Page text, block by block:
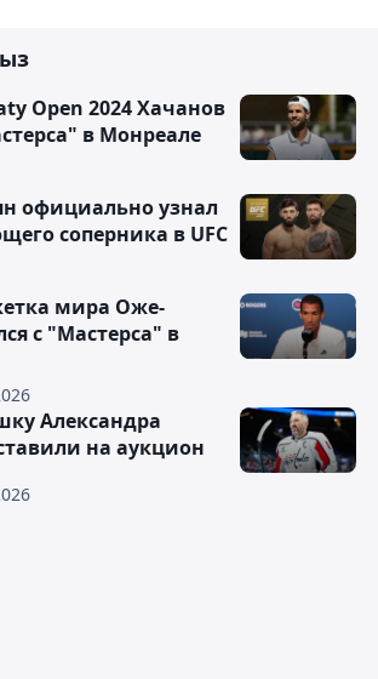
Open 2024 Хачанов
в Монреале
официально узнал
соперника в UFC
мира Оже-
с "Мастерса" в
Александра
на аукцион